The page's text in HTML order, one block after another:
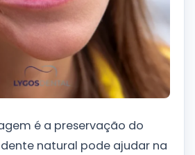
é a preservação do
natural pode ajudar na